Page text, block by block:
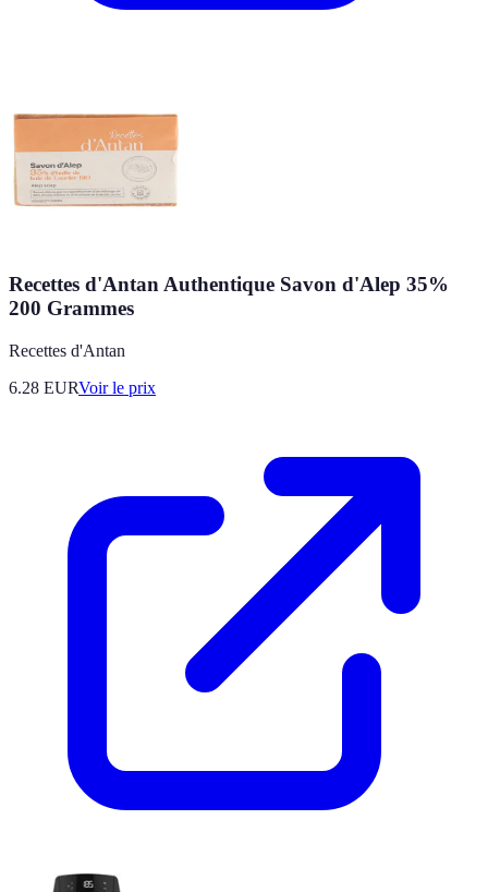
Recettes d'Antan Authentique Savon d'Alep 35%
200 Grammes
Recettes d'Antan
6.28 EURVoir le prix